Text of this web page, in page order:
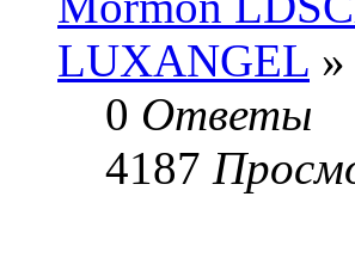
LUXANGEL
0 Ответы
4187